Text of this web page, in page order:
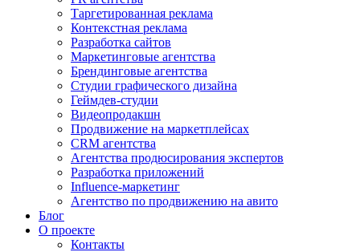
Таргетированная реклама
Контекстная реклама
Разработка сайтов
Маркетинговые агентства
Брендинговые агентства
Студии графического дизайна
Геймдев-студии
Видеопродакшн
Продвижение на маркетплейсах
CRM агентства
Агентства продюсирования экспертов
Разработка приложений
Influence-маркетинг
Агентство по продвижению на авито
Блог
О проекте
Контакты